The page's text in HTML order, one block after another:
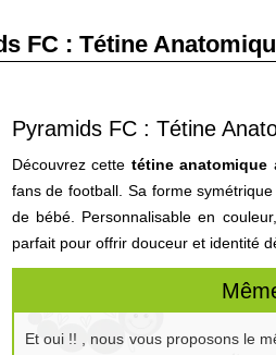
FC : Tétine
Pyramids FC : Tétine
Découvrez cette tétine anatomique
fans de football. Sa forme
de bébé. Personnalisable en
parfait pour offrir douceur et identité
Et oui !! , nous vous proposons le